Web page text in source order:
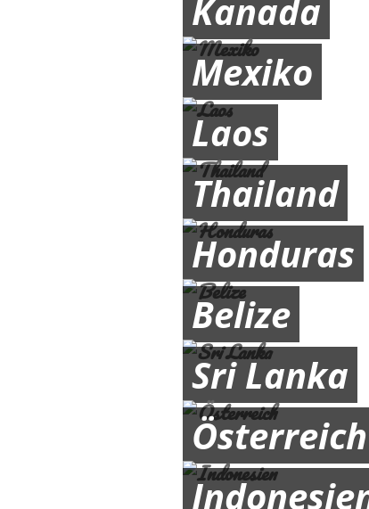
Kanada
Mexiko
Laos
Thailand
Honduras
Belize
Sri Lanka
Österreich